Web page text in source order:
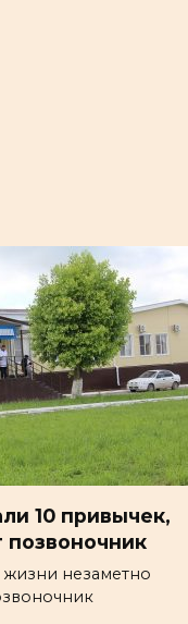
10 привычек,
позвоночник
незаметно